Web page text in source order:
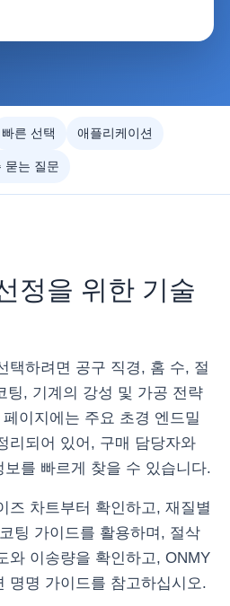
빠른 선택 애플리케이션
묻는 질문
정을 위한 기술
택하려면 공구 직경, 홈 수, 절
팅, 기계의 강성 및 가공 전략
이지에는 주요 초경 엔드밀
리되어 있어, 구매 담당자와
를 빠르게 찾을 수 있습니다.
즈 차트부터 확인하고, 재질별
팅 가이드를 활용하며, 절삭
와 이송량을 확인하고, ONMY
명명 가이드를 참고하십시오.